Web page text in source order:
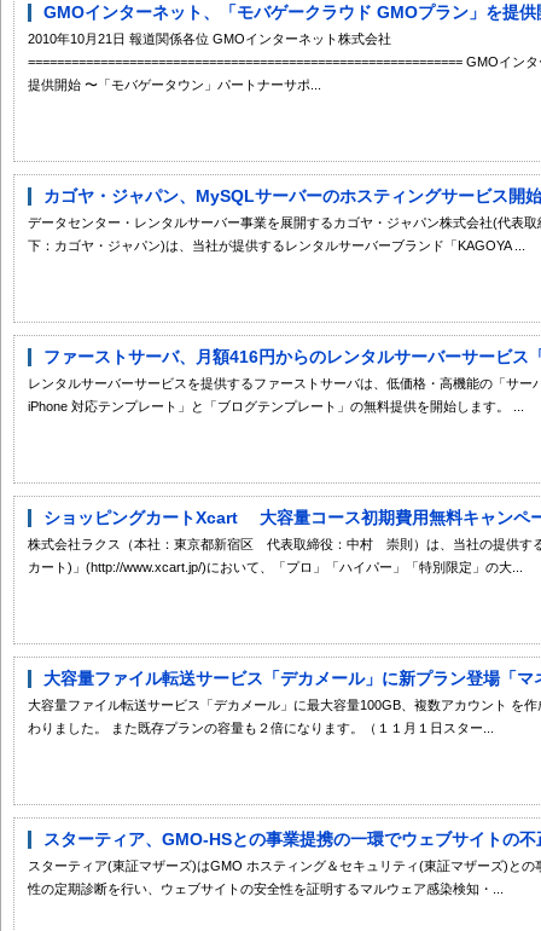
GMOインターネット、「モバゲークラウド GMOプラン」を提
2010年10月21日 報道関係各位 GMOインターネット株式会社
============================================================ GMOイ
提供開始 〜「モバゲータウン」パートナーサポ...
カゴヤ・ジャパン、MySQLサーバーのホスティングサービス開始
データセンター・レンタルサーバー事業を展開するカゴヤ・ジャパン株式会社(代表
下：カゴヤ・ジャパン)は、当社が提供するレンタルサーバーブランド「KAGOYA ...
ファーストサーバ、月額416円からのレンタルサーバーサービス
レンタルサーバーサービスを提供するファーストサーバは、低価格・高機能の「サ
iPhone 対応テンプレート」と「ブログテンプレート」の無料提供を開始します。 ...
ショッピングカートXcart 大容量コース初期費用無料キャンペ
株式会社ラクス（本社：東京都新宿区 代表取締役：中村 崇則）は、当社の提供す
カート)」(http://www.xcart.jp/)において、「プロ」「ハイパー」「特別限定」の大...
大容量ファイル転送サービス「デカメール」に新プラン登場「マ
大容量ファイル転送サービス「デカメール」に最大容量100GB、複数アカウント を
わりました。 また既存プランの容量も２倍になります。（１１月１日スター...
スターティア、GMO-HSとの事業提携の一環でウェブサイトの
スターティア(東証マザーズ)はGMO ホスティング＆セキュリティ(東証マザーズ)と
性の定期診断を行い、ウェブサイトの安全性を証明するマルウェア感染検知・...